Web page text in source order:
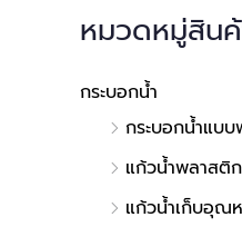
หมวดหมู่สิน
กระบอกน้ำ
กระบอกน้ำแบ
แก้วน้ำพลาสติก
แก้วน้ำเก็บอุณ